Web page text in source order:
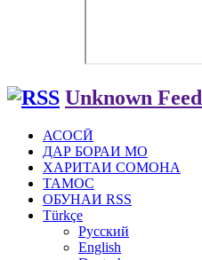
Unknown Feed
АСОСӢ
ДАР БОРАИ МО
ХАРИТАИ СОМОНА
ТАМОС
ОБУНАИ RSS
Türkçe
Русский
English